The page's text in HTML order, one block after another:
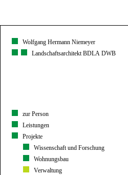
Wolfgang Hermann Niemeyer
Landschaftsarchitekt BDLA DWB
zur Person
Leistungen
Projekte
Wissenschaft und Forschung
Wohnungsbau
Verwaltung